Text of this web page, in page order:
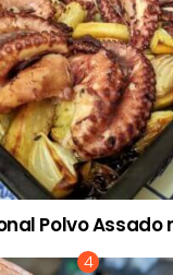
Polvo Assado